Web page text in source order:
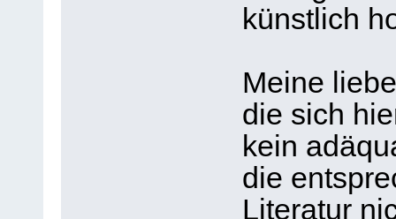
künstlich
Meine
die sich
kein
die
Literatur